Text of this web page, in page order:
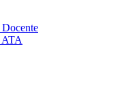
Docente
ATA